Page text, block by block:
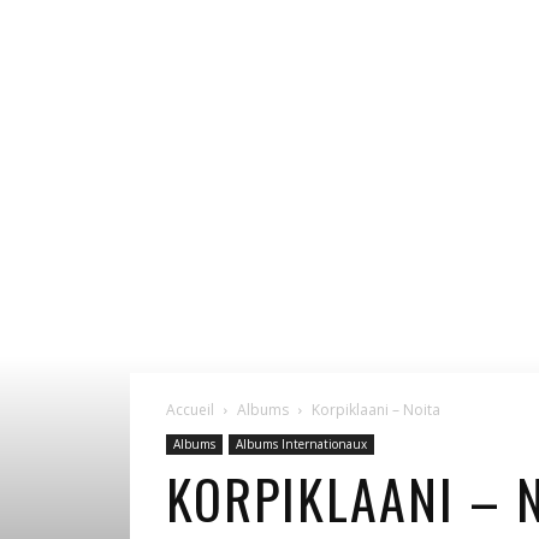
Accueil Albums Korpiklaani – Noita
Albums Albums Internationaux
KORPIKLAANI –